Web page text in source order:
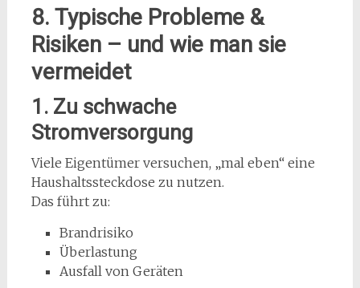
8. Typische Probleme &
Risiken – und wie man sie
vermeidet
1. Zu schwache
Stromversorgung
Viele Eigentümer versuchen, „mal eben“ eine
Haushaltssteckdose zu nutzen.
Das führt zu:
Brandrisiko
Überlastung
Ausfall von Geräten